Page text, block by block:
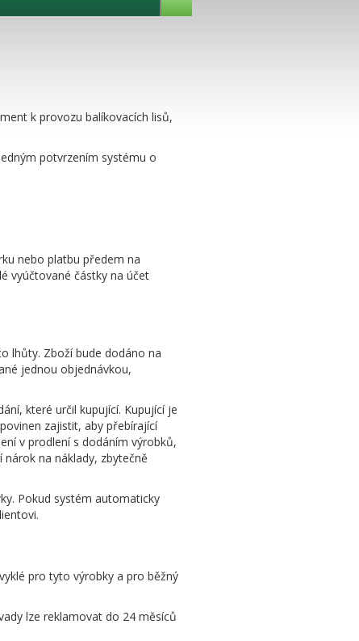
k provozu balíkovacích lisů,
potvrzením systému o
nebo platbu předem na
vyúčtované částky na účet
lhůty. Zboží bude dodáno na
jednou objednávkou,
které určil kupující. Kupující je
zajistit, aby přebírající
v prodlení s dodáním výrobků,
na náklady, zbytečně
Pokud systém automaticky
pro tyto výrobky a pro běžný
lze reklamovat do 24 měsíců